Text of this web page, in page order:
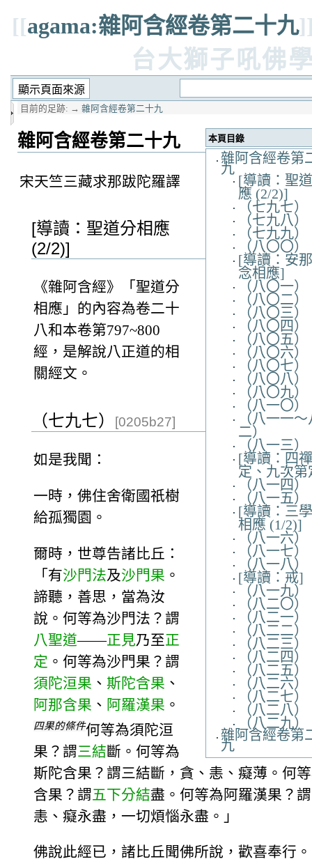
[[agama:雜阿含經卷第二十九
台大獅子吼佛
目前的足跡: → 雜阿含經卷第二十九
本頁目錄
雜阿含經卷第
九
[導讀：聖
應 (2/2)]
（七九七）
（七九八）
（七九九）
（八〇〇）
[導讀：安
念相應]
（八〇一）
（八〇二）
（八〇三）
（八〇四）
（八〇五）
（八〇六）
（八〇七）
（八〇八）
（八〇九）
（八一〇）
（八一一
二）
（八一三）
[導讀：四
定、九次第
（八一四）
（八一五）
[導讀：三
相應 (1/2)]
（八一六）
（八一七）
（八一八）
[導讀：戒]
（八一九）
（八二〇）
（八二一）
（八二二）
（八二三）
（八二四）
（八二五）
（八二六）
（八二七）
（八二八）
（八二九）
雜阿含經卷第
九
雜阿含經卷第二十九
宋天竺三藏求那跋陀羅譯
[導讀：聖道分相應
(2/2)]
《雜阿含經》「聖道分
相應」的內容為卷二十
八和本卷第797~800
經，是解說八正道的相
關經文。
（七九七） [0205b27]
如是我聞：
一時，佛住舍衛國祇樹
給孤獨園。
爾時，世尊告諸比丘：
「有沙門法及沙門果 。
諦聽，善思，當為汝
說。何等為沙門法？謂
八聖道——正見乃至正
定 。何等為沙門果？謂
須陀洹果 、 斯陀含果 、
阿那含果 、 阿羅漢果 。
四果的條件何等為須陀洹
果？謂三結斷。何等為
斯陀含果？謂三結斷，貪、恚、癡薄。何
含果？謂五下分結盡。何等為阿羅漢果？
恚、癡永盡，一切煩惱永盡。」
佛說此經已，諸比丘聞佛所說，歡喜奉行。